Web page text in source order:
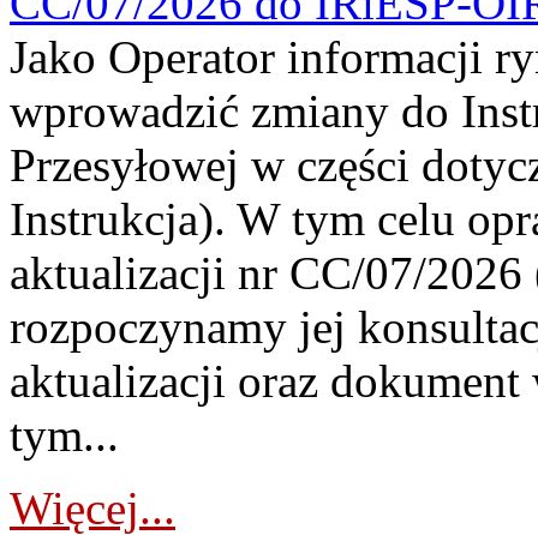
Jako Operator informacji
wprowadzić zmiany do
Przesyłowej w części
Instrukcja). W tym celu
aktualizacji nr CC/07/
rozpoczynamy jej
aktualizacji oraz
tym...
Więcej...